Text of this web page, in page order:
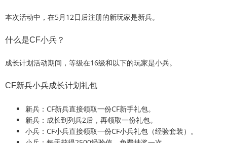
本次活动中，在5月12日后注册的新玩家是新兵。
什么是CF小兵？
成长计划活动期间，等级在16级和以下的玩家是小兵。
CF新兵小兵成长计划礼包
新兵：CF新兵直接领取一份CF新手礼包。
新兵：成长到列兵2后，再领取一份礼包。
小兵：CF小兵直接领取一份CF小兵礼包（经验套装）。